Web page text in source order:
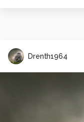
Drenth1964